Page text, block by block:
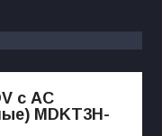
с АС
MDKT3H-